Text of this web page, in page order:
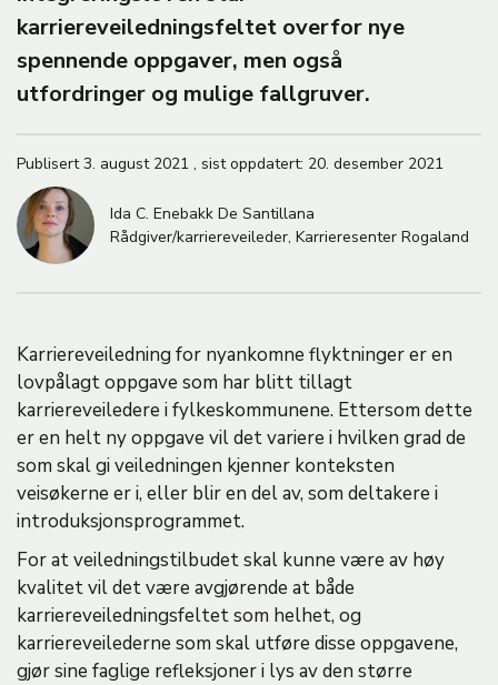
E
M
A
karriereveiledningsfeltet overfor nye
spennende oppgaver, men også
utfordringer og mulige fallgruver.
Publisert3. august 2021 , sist oppdatert: 20. desember 2021
Ida C. Enebakk De Santillana
Rådgiver/karriereveileder, Karrieresenter Rogaland
Karriereveiledning for nyankomne flyktninger er en
lovpålagt oppgave som har blitt tillagt
karriereveiledere i fylkeskommunene. Ettersom dette
er en helt ny oppgave vil det variere i hvilken grad de
som skal gi veiledningen kjenner konteksten
veisøkerne er i, eller blir en del av, som deltakere i
introduksjonsprogrammet.
For at veiledningstilbudet skal kunne være av høy
kvalitet vil det være avgjørende at både
karriereveiledningsfeltet som helhet, og
karriereveilederne som skal utføre disse oppgavene,
gjør sine faglige refleksjoner i lys av den større